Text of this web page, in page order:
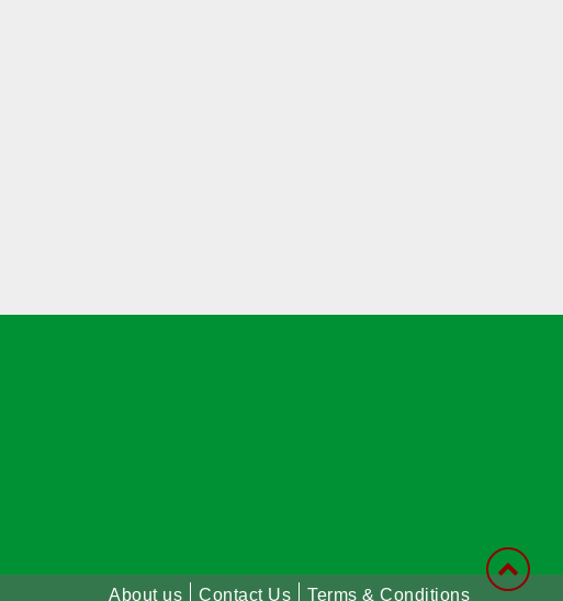
এস আলম গ্রুপ পাচার করেছে সোয়া ২ লাখ
About us Contact Us Terms & Conditions